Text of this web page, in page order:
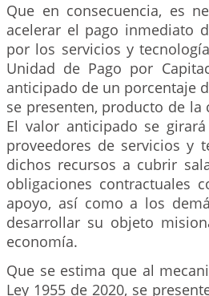
Que en consecuencia, es
acelerar el pago inmediato
por los servicios y
Unidad de Pago por
anticipado de un porcentaje
se presenten, producto de
El valor anticipado se
proveedores de servicios y
dichos recursos a cubrir
obligaciones contractuales
apoyo, así como a los
desarrollar su objeto
economía.
Que se estima que al
Ley 1955 de 2020, se